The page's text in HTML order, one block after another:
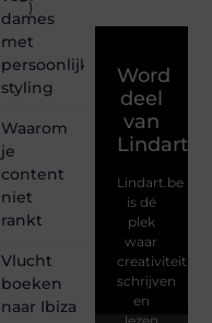
)
dames
met
persoonlijke
styling
Waarom
je
content
niet
rankt
Vlucht
boeken
naar Ibiza
Word
deel
van
Lindart.be
is dé
plek
waar
creativiteit,
schrijven
en